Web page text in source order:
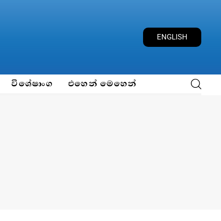
ENGLISH
විශේෂාංග එහෙන් මෙහෙන්